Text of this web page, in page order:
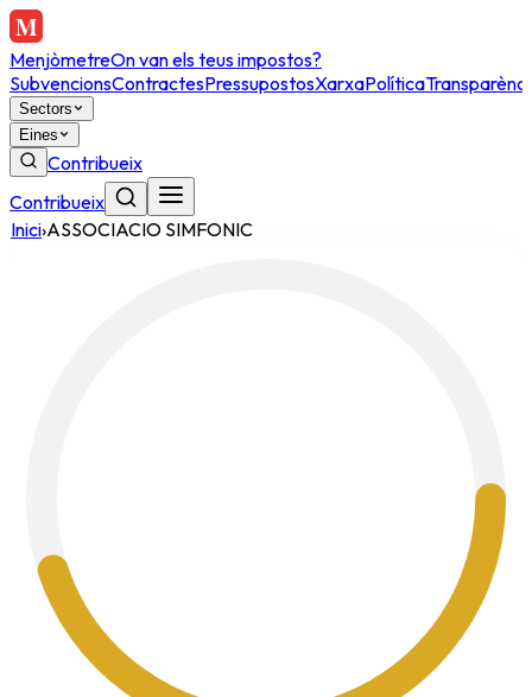
MenjòmetreOn van els teus impostos?
SubvencionsContractesPressupostosXarxaPolítica
Sectors
Eines
Contribueix
Contribueix
Inici›ASSOCIACIO SIMFONIC